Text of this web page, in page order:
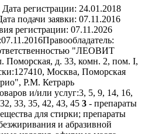
Дата регистрации: 24.01.2018
подачи заявки: 07.11.2016
регистрации: 07.11.2026
07.11.2016Правообладатель:
"ЛЕОВИТ
Поморская, д. 33, комн. 2, пом. I,
127410, Москва, Поморская
Р.М. Кетрарь
и/или услуг:3, 5, 9, 14, 16,
33, 35, 42, 43, 45 3 - препараты
для стирки; препараты
и абразивной